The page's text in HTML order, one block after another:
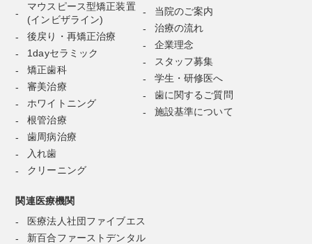
マウスピース型矯正装置
(インビザライン)
後戻り・再矯正治療
1dayセラミック
矯正歯科
審美治療
ホワイトニング
根管治療
歯周病治療
入れ歯
クリーニング
当院のご案内
治療の流れ
企業理念
スタッフ募集
学生・研修医へ
歯に関するご質問
施設基準について
関連医療機関
医療法人社団ファイブエス
新百合ファーストデンタル